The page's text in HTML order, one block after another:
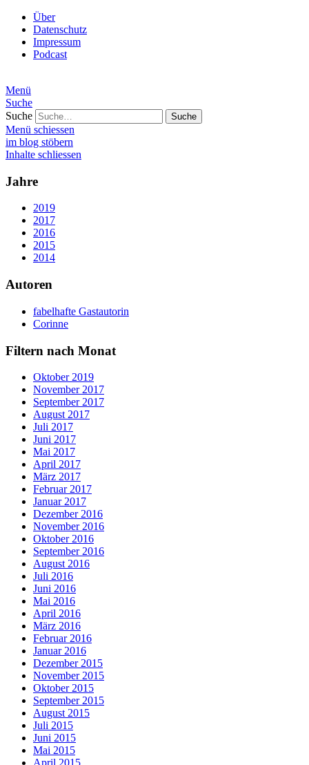
Über
Datenschutz
Impressum
Podcast
Menü
Suche
Suche
Menü schiessen
im blog stöbern
Inhalte schliessen
Jahre
2019
2017
2016
2015
2014
Autoren
fabelhafte Gastautorin
Corinne
Filtern nach Monat
Oktober 2019
November 2017
September 2017
August 2017
Juli 2017
Juni 2017
Mai 2017
April 2017
März 2017
Februar 2017
Januar 2017
Dezember 2016
November 2016
Oktober 2016
September 2016
August 2016
Juli 2016
Juni 2016
Mai 2016
April 2016
März 2016
Februar 2016
Januar 2016
Dezember 2015
November 2015
Oktober 2015
September 2015
August 2015
Juli 2015
Juni 2015
Mai 2015